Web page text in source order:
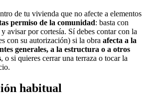
de tu vivienda que no afecte a elementos
permiso de la comunidad: basta con
avisar por cortesía. Sí debes contar con la
con su autorización) si la obra afecta a la
generales, a la estructura o a otros
, o si quieres cerrar una terraza o tocar la
habitual